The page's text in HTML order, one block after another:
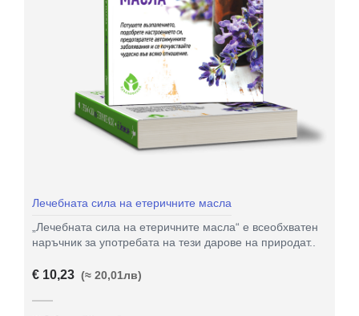
Лечебната сила на етеричните масла
„Лечебната сила на етеричните масла“ е всеобхватен
наръчник за употребата на тези дарове на природат..
€ 10,23 (≈ 20,01лв)